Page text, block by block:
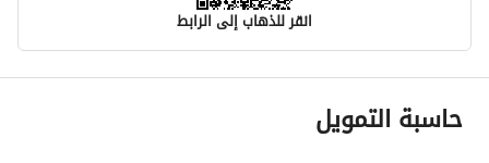
انقر للذهاب إلى الرابط
معلومات مسؤول الإعلان
اسم المسؤول
حاسبة التمويل